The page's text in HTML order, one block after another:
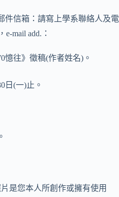
件信箱：請寫上學系聯絡人及電
mail add.：
憶往》徵稿(作者姓名)。
日(一)止。
是您本人所創作或擁有使用